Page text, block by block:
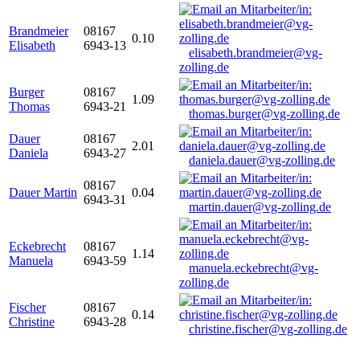
Brandmeier
Elisabeth
08167
6943-13
0.10
elisabeth.brandmeier@vg-
zolling.de
Burger
Thomas
08167
6943-21
1.09
thomas.burger@vg-zolling.de
Dauer
Daniela
08167
6943-27
2.01
daniela.dauer@vg-zolling.de
Dauer Martin
08167
6943-31
0.04
martin.dauer@vg-zolling.de
Eckebrecht
Manuela
08167
6943-59
1.14
manuela.eckebrecht@vg-
zolling.de
Fischer
Christine
08167
6943-28
0.14
christine.fischer@vg-zolling.de